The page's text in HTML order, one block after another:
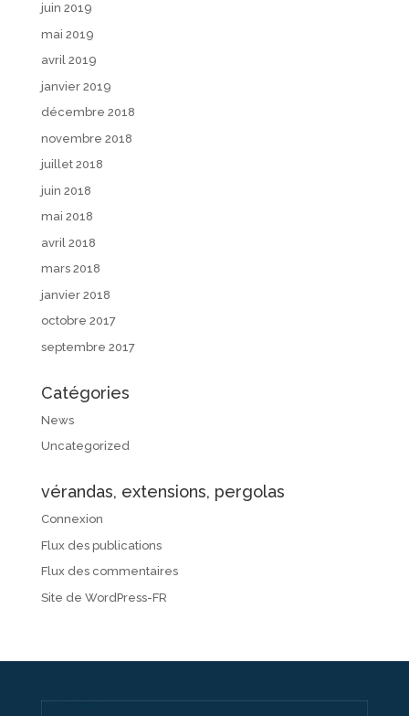
juin 2019
mai 2019
avril 2019
janvier 2019
décembre 2018
novembre 2018
juillet 2018
juin 2018
mai 2018
avril 2018
mars 2018
janvier 2018
octobre 2017
septembre 2017
Catégories
News
Uncategorized
vérandas, extensions, pergolas
Connexion
Flux des publications
Flux des commentaires
Site de WordPress-FR